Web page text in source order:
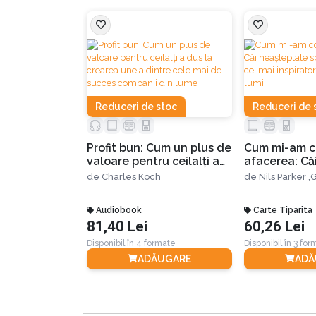
hormoni, emulgatori și gume sau
ingrediente pe care poți să le adaugi în
propriile noastre farfurii. La fel de
sănătoase; sau „chestii” care se găsesc în
Hyman.
După ce vei citi această carte nu va mai
răspunsul. Te invit să afli mai multe despre
Partea I: Să punem punct confuziei,
Reduceri de stoc
Profit bun: Cum un plus de
valoare pentru ceilalți a
dus la crearea uneia
de Charles Koch
Audiobook
81,40 Lei
Disponibil în 4 formate
ADĂUGARE
Reduceri de
Cum mi-am
afacerea: Căi
neașteptate
de Nils Parker ,
Carte Tiparita
60,26 Lei
Disponibil în 3